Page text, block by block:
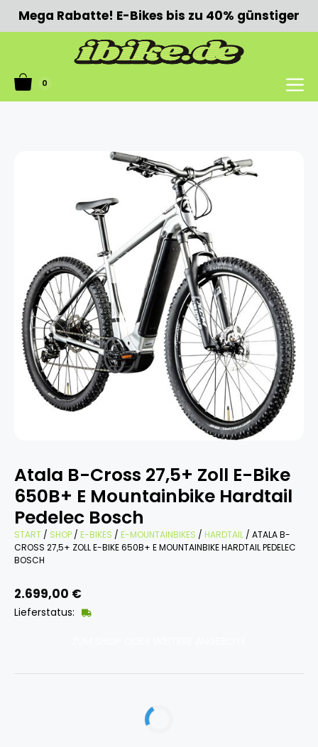
Zum
Inhalt
Mega Rabatte! E-Bikes bis zu 40% günstiger
0
Menü
Atala B-Cross 27,5+ Zoll E-Bike
650B+ E Mountainbike Hardtail
Pedelec Bosch
START / SHOP / E-BIKES / E-MOUNTAINBIKES / HARDTAIL / ATALA B-
CROSS 27,5+ ZOLL E-BIKE 650B+ E MOUNTAINBIKE HARDTAIL PEDELEC
BOSCH
2.699,00 €
Lieferstatus: